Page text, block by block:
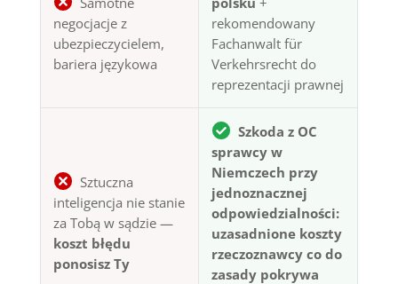
negocjacje z
ubezpieczycielem,
bariera językowa
rekomendowany
Fachanwalt für
Verkehrsrecht do
reprezentacji prawnej
Sztuczna
inteligencja nie stanie
za Tobą w sądzie —
koszt błędu
ponosisz Ty
Szkoda z OC
sprawcy w
Niemczech przy
jednoznacznej
odpowiedzialności:
uzasadnione koszty
rzeczoznawcy co do
zasady pokrywa